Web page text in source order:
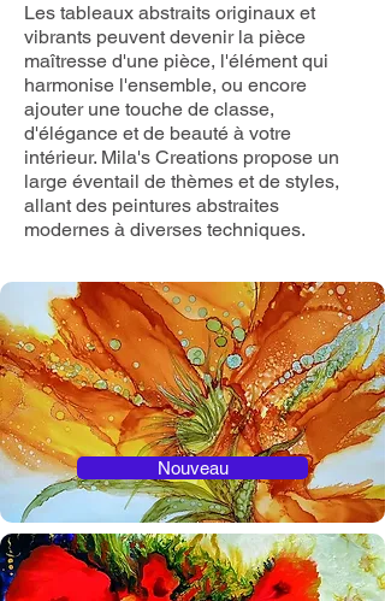
Les tableaux abstraits originaux et
vibrants peuvent devenir la pièce
maîtresse d'une pièce, l'élément qui
harmonise l'ensemble, ou encore
ajouter une touche de classe,
d'élégance et de beauté à votre
intérieur. Mila's Creations propose un
large éventail de thèmes et de styles,
allant des peintures abstraites
modernes à diverses techniques.
Nouveau